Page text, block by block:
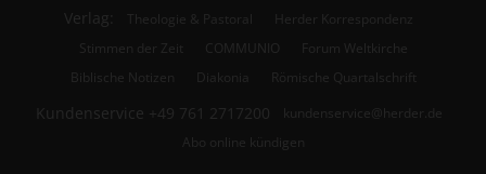
Verlag: Theologie & Pastoral
Herder Korrespondenz
Stimmen der Zeit
COMMUNIO
Forum Weltkirche
Biblische Notizen
Diakonia Römische Quartalschrift
Kundenservice +49 761 2717200
kundenservice@herder.de
Abo online kündigen